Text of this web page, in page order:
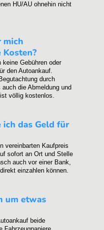
HU/AU ohnehin nicht
mich
keine Gebühren oder
den Autoankauf.
durch
die Abmeldung und
völlig kostenlos.
das Geld für
vereinbarten Kaufpreis
sofort an Ort und Stelle
auch vor einer Bank,
einzahlen können.
um etwas
beide